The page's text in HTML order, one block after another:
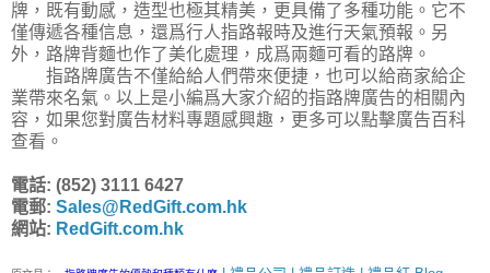
牌，既有動感，造型也極其精美，更具備了多種功能。它不
僅傳遞各種信息，還爲行人指路報時及進行天氣預報。另
外，路牌背麵也作了美化處理，成爲兩麵可看的路牌。
指路牌廣告不僅給給人們帶來便捷，也可以給商家給企
業帶來名氣。以上是小編爲大家介紹的指路牌廣告的相關內
容，如果您對廣告材料專題感興趣，更多可以點擊廣告百科
查看。
電話: (852) 3111 6427
電郵: Sales@RedGift.com.hk
網站: RedGift.com.hk